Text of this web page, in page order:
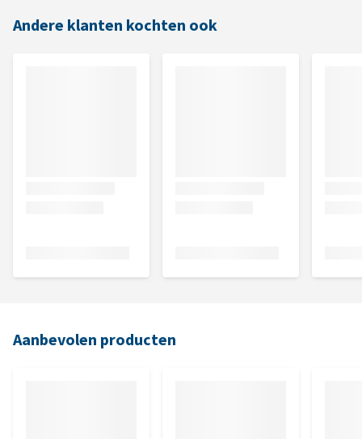
Andere klanten kochten ook
Aanbevolen producten